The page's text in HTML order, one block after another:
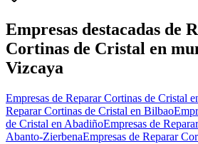
−
Empresas destacadas de
Cortinas de Cristal en
Vizcaya
Empresas de Reparar Cortinas de Cristal
Reparar Cortinas de Cristal en Bilbao
de Cristal en AbadiñoEmpresas de
Abanto-ZierbenaEmpresas de Reparar